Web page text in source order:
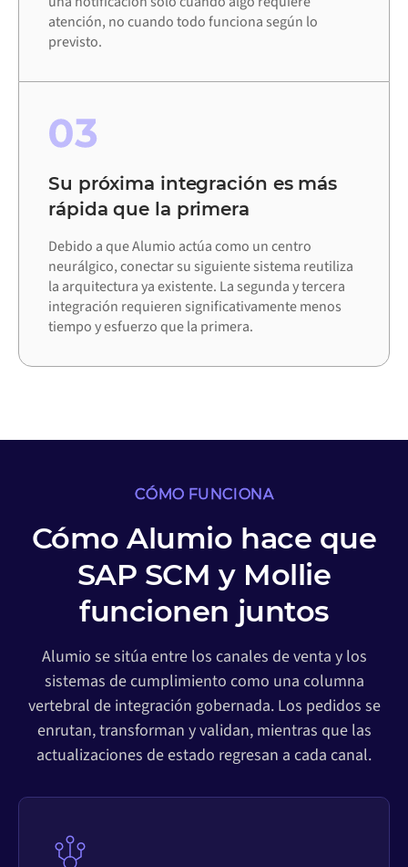
atención, no cuando todo funciona según lo
previsto.
03
Su próxima integración es más
rápida que la primera
Debido a que Alumio actúa como un centro
neurálgico, conectar su siguiente sistema reutiliza
la arquitectura ya existente. La segunda y tercera
integración requieren significativamente menos
tiempo y esfuerzo que la primera.
CÓMO FUNCIONA
Cómo Alumio hace que
SAP SCM y Mollie
funcionen juntos
Alumio se sitúa entre los canales de venta y los
sistemas de cumplimiento como una columna
vertebral de integración gobernada. Los pedidos se
enrutan, transforman y validan, mientras que las
actualizaciones de estado regresan a cada canal.